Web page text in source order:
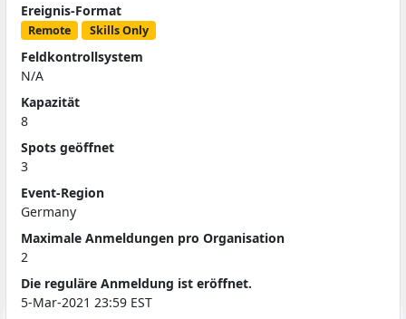
Ereignis-Format
Remote Skills Only
Feldkontrollsystem
N/A
Kapazität
8
Spots geöffnet
3
Event-Region
Germany
Maximale Anmeldungen pro Organisation
2
Die reguläre Anmeldung ist eröffnet.
5-Mar-2021 23:59 EST